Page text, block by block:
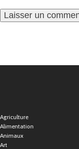
Agriculture
Alimentation
Animaux
Art